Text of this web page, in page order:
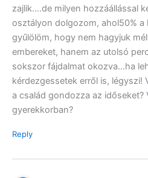
zajlik….de milyen hozzáállással
osztályon dolgozom, ahol50% a
gyűlölöm, hogy nem hagyjuk
embereket, hanem az utolsó
sokszor fájdalmat okozva…ha
kérdezgessetek erről is, légyszi!
a család gondozza az időseket?
gyerekkorban?
Reply